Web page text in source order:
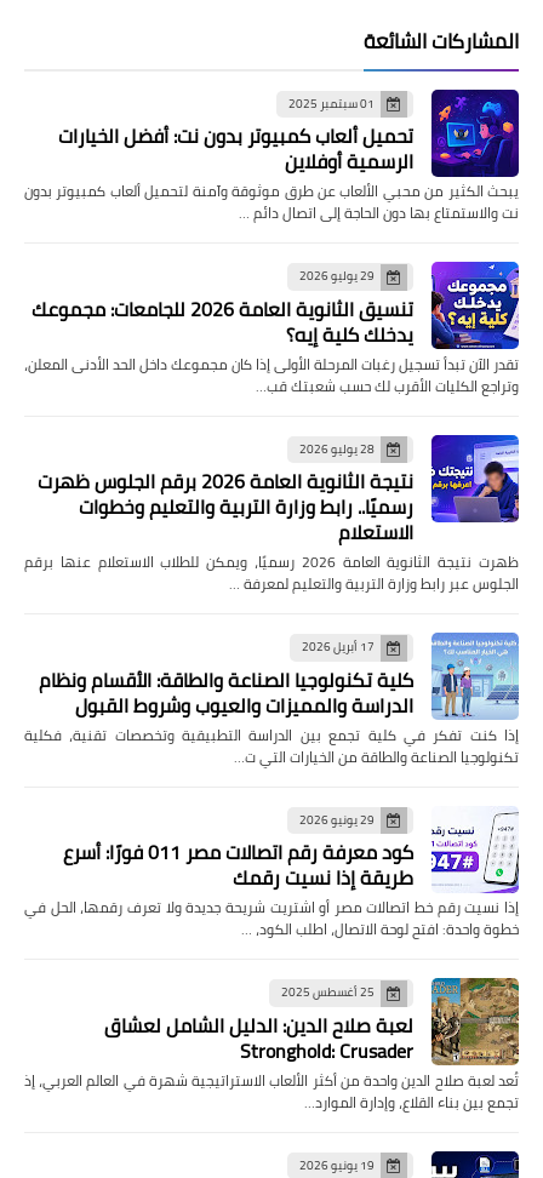
المشاركات الشائعة
01 سبتمبر 2025
تحميل ألعاب كمبيوتر بدون نت: أفضل الخيارات
الرسمية أوفلاين
يبحث الكثير من محبي الألعاب عن طرق موثوقة وآمنة لتحميل ألعاب كمبيوتر بدون
نت والاستمتاع بها دون الحاجة إلى اتصال دائم …
29 يوليو 2026
تنسيق الثانوية العامة 2026 للجامعات: مجموعك
يدخلك كلية إيه؟
تقدر الآن تبدأ تسجيل رغبات المرحلة الأولى إذا كان مجموعك داخل الحد الأدنى المعلن،
وتراجع الكليات الأقرب لك حسب شعبتك قب…
28 يوليو 2026
نتيجة الثانوية العامة 2026 برقم الجلوس ظهرت
رسميًا.. رابط وزارة التربية والتعليم وخطوات
الاستعلام
ظهرت نتيجة الثانوية العامة 2026 رسميًا، ويمكن للطلاب الاستعلام عنها برقم
الجلوس عبر رابط وزارة التربية والتعليم لمعرفة …
17 أبريل 2026
كلية تكنولوجيا الصناعة والطاقة: الأقسام ونظام
الدراسة والمميزات والعيوب وشروط القبول
إذا كنت تفكر في كلية تجمع بين الدراسة التطبيقية وتخصصات تقنية، فكلية
تكنولوجيا الصناعة والطاقة من الخيارات التي ت…
29 يونيو 2026
كود معرفة رقم اتصالات مصر 011 فورًا: أسرع
طريقة إذا نسيت رقمك
إذا نسيت رقم خط اتصالات مصر أو اشتريت شريحة جديدة ولا تعرف رقمها، الحل في
خطوة واحدة: افتح لوحة الاتصال، اطلب الكود، …
25 أغسطس 2025
لعبة صلاح الدين: الدليل الشامل لعشاق
Stronghold: Crusader
تُعد لعبة صلاح الدين واحدة من أكثر الألعاب الاستراتيجية شهرة في العالم العربي، إذ
تجمع بين بناء القلاع، وإدارة الموارد…
19 يونيو 2026